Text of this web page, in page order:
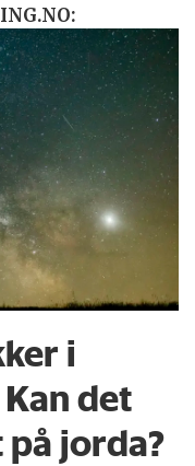
i
det
jorda?